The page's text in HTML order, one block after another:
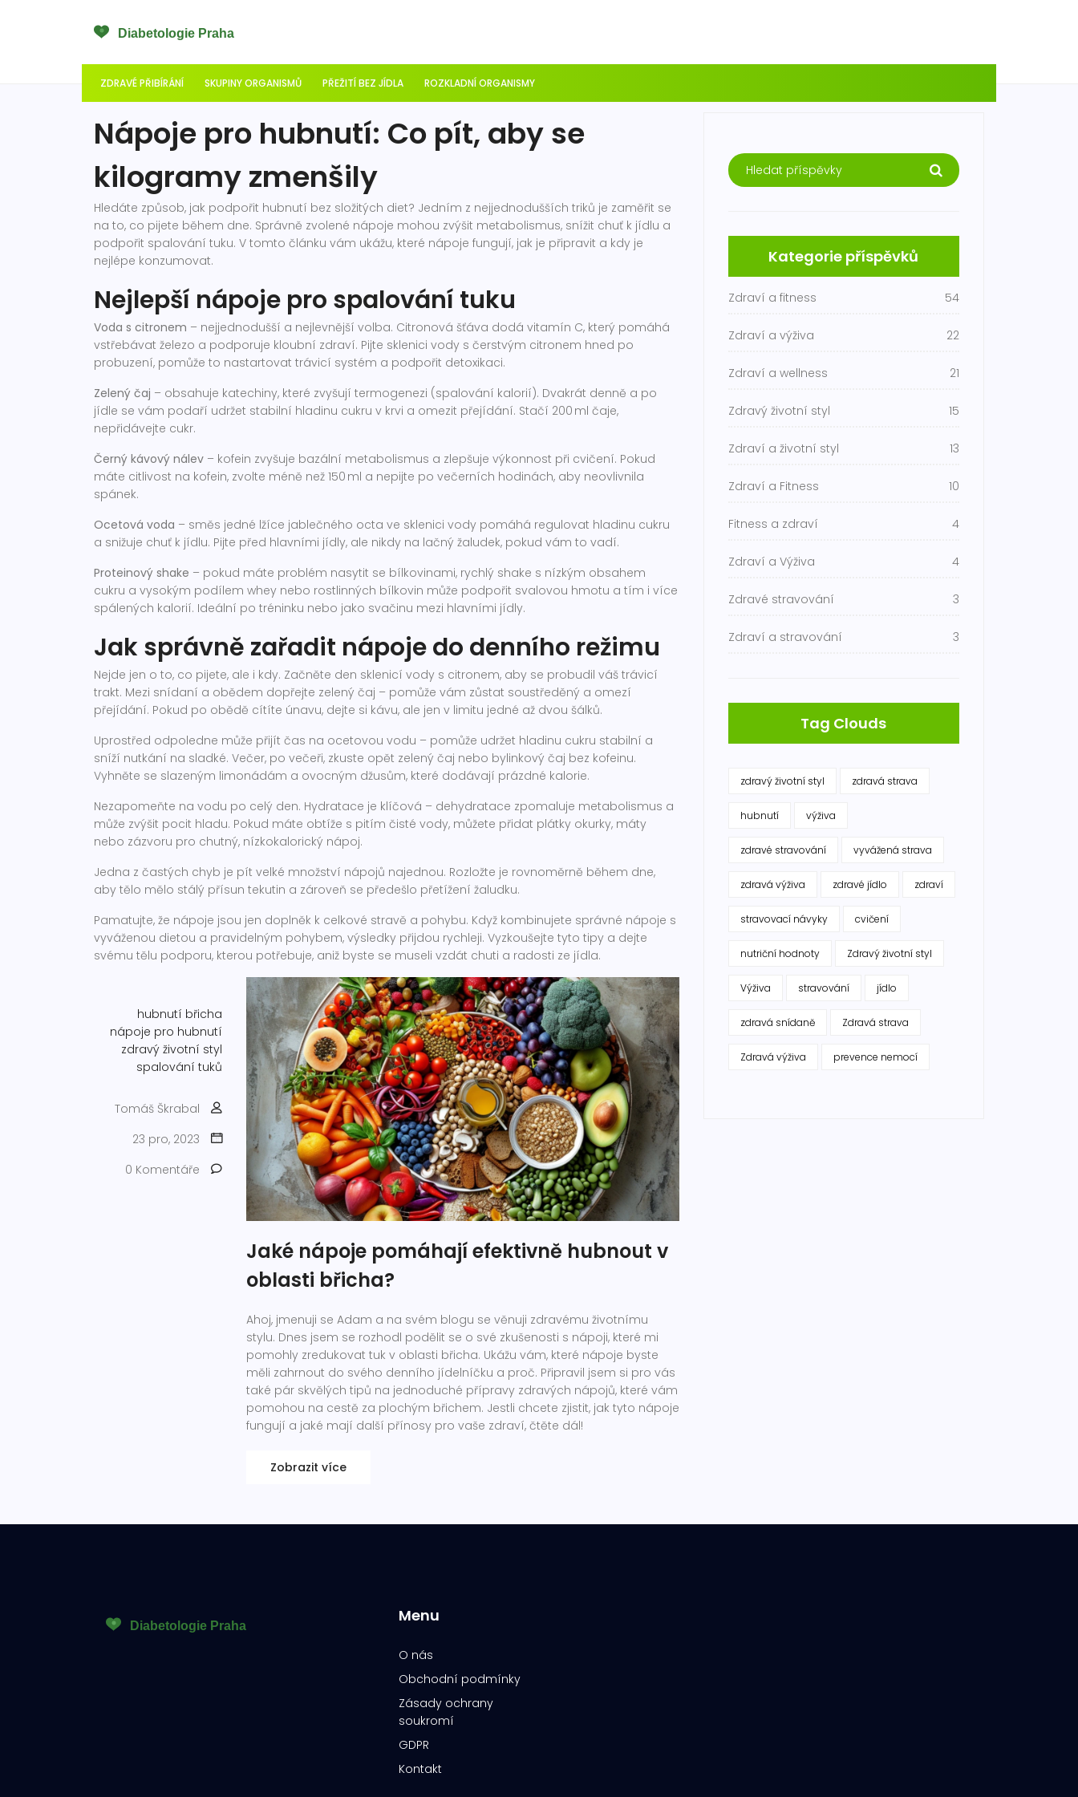
ZDRAVÉ PŘIBÍRÁNÍ SKUPINY ORGANISMŮ PŘEŽITÍ BEZ JÍDLA ROZKLADNÍ ORGANISMY
Nápoje pro hubnutí: Co pít, aby se
kilogramy zmenšily
Hledáte způsob, jak podpořit hubnutí bez složitých diet? Jedním z nejjednodušších triků je zaměřit se
na to, co pijete během dne. Správně zvolené nápoje mohou zvýšit metabolismus, snížit chuť k jídlu a
podpořit spalování tuku. V tomto článku vám ukážu, které nápoje fungují, jak je připravit a kdy je
nejlépe konzumovat.
Nejlepší nápoje pro spalování tuku
Voda s citronem – nejjednodušší a nejlevnější volba. Citronová šťáva dodá vitamín C, který pomáhá
vstřebávat železo a podporuje kloubní zdraví. Pijte sklenici vody s čerstvým citronem hned po
probuzení, pomůže to nastartovat trávicí systém a podpořit detoxikaci.
Zelený čaj – obsahuje katechiny, které zvyšují termogenezi (spalování kalorií). Dvakrát denně a po
jídle se vám podaří udržet stabilní hladinu cukru v krvi a omezit přejídání. Stačí 200 ml čaje,
nepřidávejte cukr.
Černý kávový nálev – kofein zvyšuje bazální metabolismus a zlepšuje výkonnost při cvičení. Pokud
máte citlivost na kofein, zvolte méně než 150 ml a nepijte po večerních hodinách, aby neovlivnila
spánek.
Ocetová voda – směs jedné lžíce jablečného octa ve sklenici vody pomáhá regulovat hladinu cukru
a snižuje chuť k jídlu. Pijte před hlavními jídly, ale nikdy na lačný žaludek, pokud vám to vadí.
Proteinový shake – pokud máte problém nasytit se bílkovinami, rychlý shake s nízkým obsahem
cukru a vysokým podílem whey nebo rostlinných bílkovin může podpořit svalovou hmotu a tím i více
spálených kalorií. Ideální po tréninku nebo jako svačinu mezi hlavními jídly.
Jak správně zařadit nápoje do denního režimu
Nejde jen o to, co pijete, ale i kdy. Začněte den sklenicí vody s citronem, aby se probudil váš trávicí
trakt. Mezi snídaní a obědem dopřejte zelený čaj – pomůže vám zůstat soustředěný a omezí
přejídání. Pokud po obědě cítíte únavu, dejte si kávu, ale jen v limitu jedné až dvou šálků.
Uprostřed odpoledne může přijít čas na ocetovou vodu – pomůže udržet hladinu cukru stabilní a
sníží nutkání na sladké. Večer, po večeři, zkuste opět zelený čaj nebo bylinkový čaj bez kofeinu.
Vyhněte se slazeným limonádám a ovocným džusům, které dodávají prázdné kalorie.
Nezapomeňte na vodu po celý den. Hydratace je klíčová – dehydratace zpomaluje metabolismus a
může zvýšit pocit hladu. Pokud máte obtíže s pitím čisté vody, můžete přidat plátky okurky, máty
nebo zázvoru pro chutný, nízkokalorický nápoj.
Jedna z častých chyb je pít velké množství nápojů najednou. Rozložte je rovnoměrně během dne,
aby tělo mělo stálý přísun tekutin a zároveň se předešlo přetížení žaludku.
Pamatujte, že nápoje jsou jen doplněk k celkové stravě a pohybu. Když kombinujete správné nápoje s
vyváženou dietou a pravidelným pohybem, výsledky přijdou rychleji. Vyzkoušejte tyto tipy a dejte
svému tělu podporu, kterou potřebuje, aniž byste se museli vzdát chuti a radosti ze jídla.
hubnutí břicha
nápoje pro hubnutí
zdravý životní styl
spalování tuků
Tomáš Škrabal
23 pro, 2023
0 Komentáře
Jaké nápoje pomáhají efektivně hubnout v
oblasti břicha?
Ahoj, jmenuji se Adam a na svém blogu se věnuji zdravému životnímu
stylu. Dnes jsem se rozhodl podělit se o své zkušenosti s nápoji, které mi
pomohly zredukovat tuk v oblasti břicha. Ukážu vám, které nápoje byste
měli zahrnout do svého denního jídelníčku a proč. Připravil jsem si pro vás
také pár skvělých tipů na jednoduché přípravy zdravých nápojů, které vám
pomohou na cestě za plochým břichem. Jestli chcete zjistit, jak tyto nápoje
fungují a jaké mají další přínosy pro vaše zdraví, čtěte dál!
Zobrazit více
Kategorie příspěvků
Zdraví a fitness 54
Zdraví a výživa 22
Zdraví a wellness 21
Zdravý životní styl 15
Zdraví a životní styl 13
Zdraví a Fitness 10
Fitness a zdraví 4
Zdraví a Výživa 4
Zdravé stravování 3
Zdraví a stravování 3
Tag Clouds
zdravý životní styl zdravá strava
hubnutí výživa
zdravé stravování vyvážená strava
zdravá výživa zdravé jídlo zdraví
stravovací návyky cvičení
nutriční hodnoty Zdravý životní styl
Výživa stravování jídlo
zdravá snídaně Zdravá strava
Zdravá výživa prevence nemocí
Menu
O nás
Obchodní podmínky
Zásady ochrany
soukromí
GDPR
Kontakt